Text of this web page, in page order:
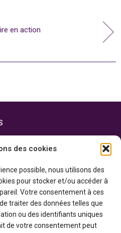
des cookies
possible, nous utilisons des
pour stocker et/ou accéder à
Votre consentement à ces
traiter des données telles que
ou des identifiants uniques
de votre consentement peut
en action
soutien financier du gouvernement de
par l’entremise du ministère du